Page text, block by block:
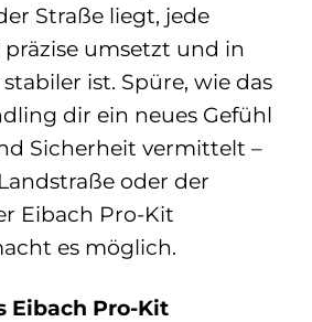
Straße liegt, jede
umsetzt und in
ist. Spüre, wie das
dir ein neues Gefühl
Sicherheit vermittelt –
oder der
Eibach Pro-Kit
es möglich.
Eibach Pro-Kit